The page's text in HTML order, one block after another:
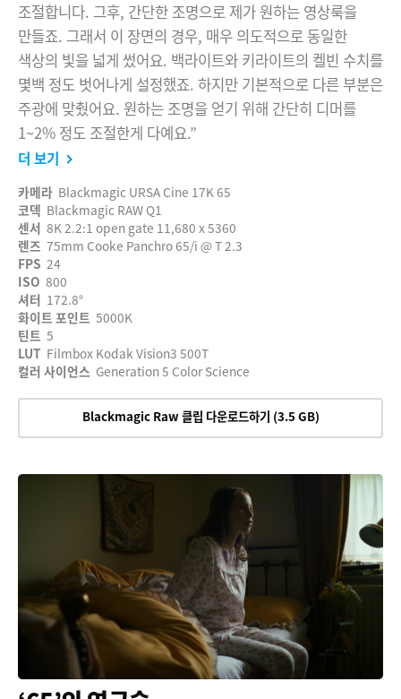
조절합니다. 그후, 간단한 조명으로 제가 원하는 영상룩을
만들죠. 그래서 이 장면의 경우, 매우 의도적으로 동일한
색상의 빛을 넓게 썼어요. 백라이트와 키라이트의 켈빈 수치를
몇백 정도 벗어나게 설정했죠. 하지만 기본적으로 다른 부분은
주광에 맞췄어요. 원하는 조명을 얻기 위해 간단히 디머를
1~2% 정도 조절한게 다예요.”
더 보기
카메라 Blackmagic URSA Cine 17K 65
코덱 Blackmagic RAW Q1
센서 8K 2.2:1 open gate 11,680 x 5360
렌즈 75mm Cooke Panchro 65/i @ T 2.3
FPS 24
ISO 800
셔터 172.8°
화이트 포인트 5000K
틴트 5
LUT Filmbox Kodak Vision3 500T
컬러 사이언스 Generation 5 Color Science
Blackmagic Raw 클립 다운로드하기 (3.5 GB)